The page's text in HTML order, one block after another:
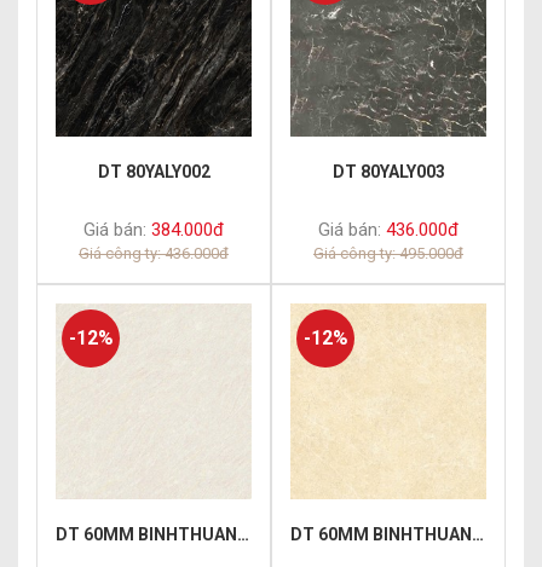
DT 80YALY002
Giá bán: 384.000đ
Giá công ty: 436.000đ
DT 80YALY003
Giá bán: 436.000đ
Giá công ty: 495.000đ
-12%
DT 60MM BINHTHUAN001
-12%
DT 60MM BINHTHUAN002